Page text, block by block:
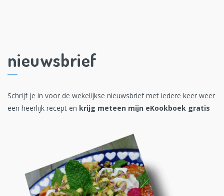
nieuwsbrief
Schrijf je in voor de wekelijkse nieuwsbrief met iedere keer weer
een heerlijk recept en krijg meteen mijn eKookboek gratis